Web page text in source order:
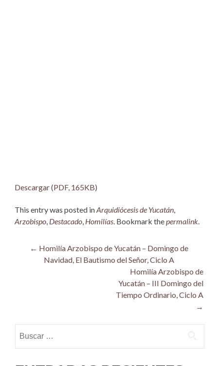
Descargar (PDF, 165KB)
This entry was posted inArquidiócesis de Yucatán,
Arzobispo, Destacado, Homilías. Bookmark thepermalink.
Post
navigation
← Homilía Arzobispo de Yucatán – Domingo de
Navidad, El Bautismo del Señor, Ciclo A
Homilía Arzobispo de
Yucatán – III Domingo del
Tiempo Ordinario, Ciclo A
→